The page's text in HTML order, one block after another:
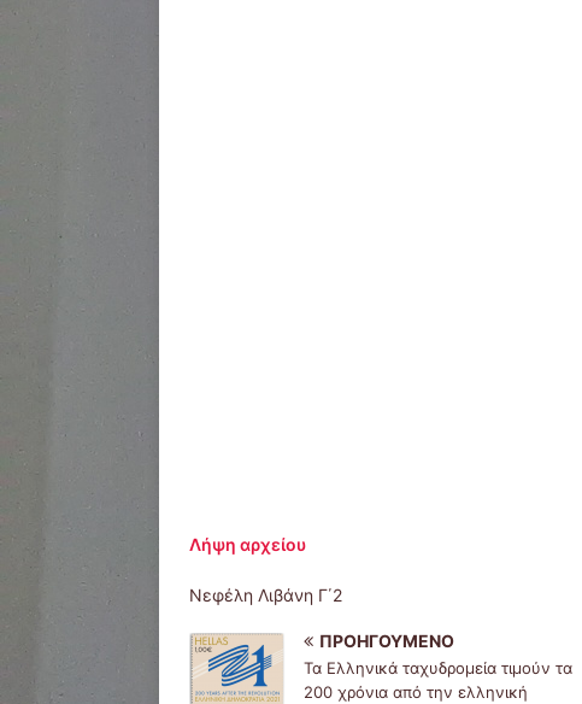
Λήψη αρχείου
Νεφέλη Λιβάνη Γ΄2
ΠΡΟΗΓΟΎΜΕΝΟ
Τα Ελληνικά ταχυδρομεία τιμούν τα
200 χρόνια από την ελληνική